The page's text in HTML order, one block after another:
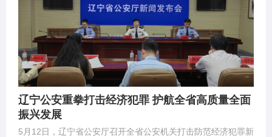
辽宁公安重拳打击经济犯罪 护航全省高质量全面
振兴发展
5月12日，辽宁省公安厅召开全省公安机关打击防范经济犯罪新